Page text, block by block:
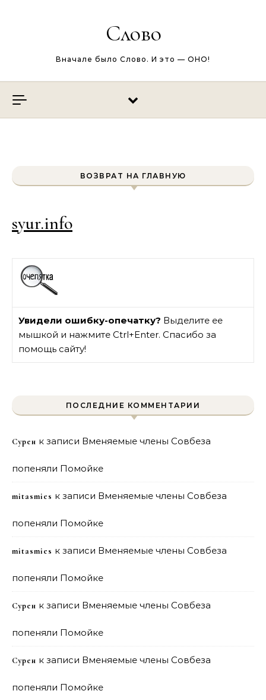
Слово
Вначале было Слово. И это — ОНО!
ВОЗВРАТ НА ГЛАВНУЮ
syur.info
Увидели ошибку-опечатку? Выделите ее
мышкой и нажмите Ctrl+Enter. Спасибо за
помощь сайту!
ПОСЛЕДНИЕ КОММЕНТАРИИ
Сурен к записи Вменяемые члены Совбеза
попеняли Помойке
mitasmies к записи Вменяемые члены Совбеза
попеняли Помойке
mitasmies к записи Вменяемые члены Совбеза
попеняли Помойке
Сурен к записи Вменяемые члены Совбеза
попеняли Помойке
Сурен к записи Вменяемые члены Совбеза
попеняли Помойке